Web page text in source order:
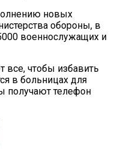
новых
обороны, в
военнослужащих и
все, чтобы избавить
в больницах для
получают телефон